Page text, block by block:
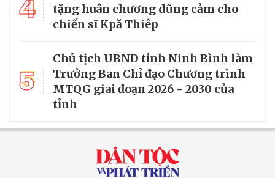
4
tặng huân chương dũng cảm cho
chiến sĩ Kpă Thiêp
5
Chủ tịch UBND tỉnh Ninh Bình làm
Trưởng Ban Chỉ đạo Chương trình
MTQG giai đoạn 2026 - 2030 của
tỉnh